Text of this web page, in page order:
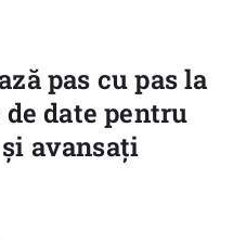
pas cu pas la
date pentru
avansați